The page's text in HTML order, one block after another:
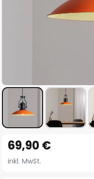
Anfang
der
69,90 €
inkl. MwSt.